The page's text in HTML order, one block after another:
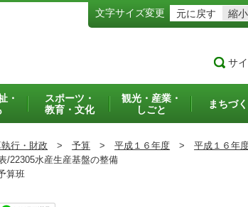
文字サイズ変更 元に戻す 縮小
サ
・
スポーツ・
教育・文化
観光・産業・
しごと
まちづ
行・財政 > 予算 > 平成１６年度 >
平成１６年
水産生産基盤の整備
算班